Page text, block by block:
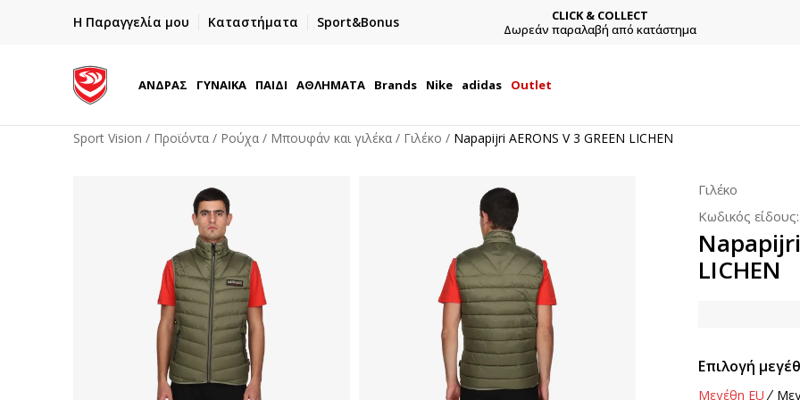
Η Παραγγελία μου Καταστήματα Sport&Bonus
ΓΡΗΓΟΡΟΤΕΡΗ ΠΑΡΑΔΟΣΗ ΜΕ BOX NOW
Παραλαβή 24/7
CLICK & COLLECT
Δωρεάν παραλαβή από κατάστημα
ΑΝΔΡΑΣ ΓΥΝΑΙΚΑ ΠΑΙΔΙ ΑΘΛΗΜΑΤΑ Brands Nike adidas Outlet
Sport Vision Προϊόντα Ρούχα Μπουφάν και γιλέκα Γιλέκο Napapijri AERONS V 3 GREEN LICHEN
Γιλέκο
Κωδικός είδους:
Napapijri
LICHEN
Επιλογή
Μεγέθη EU